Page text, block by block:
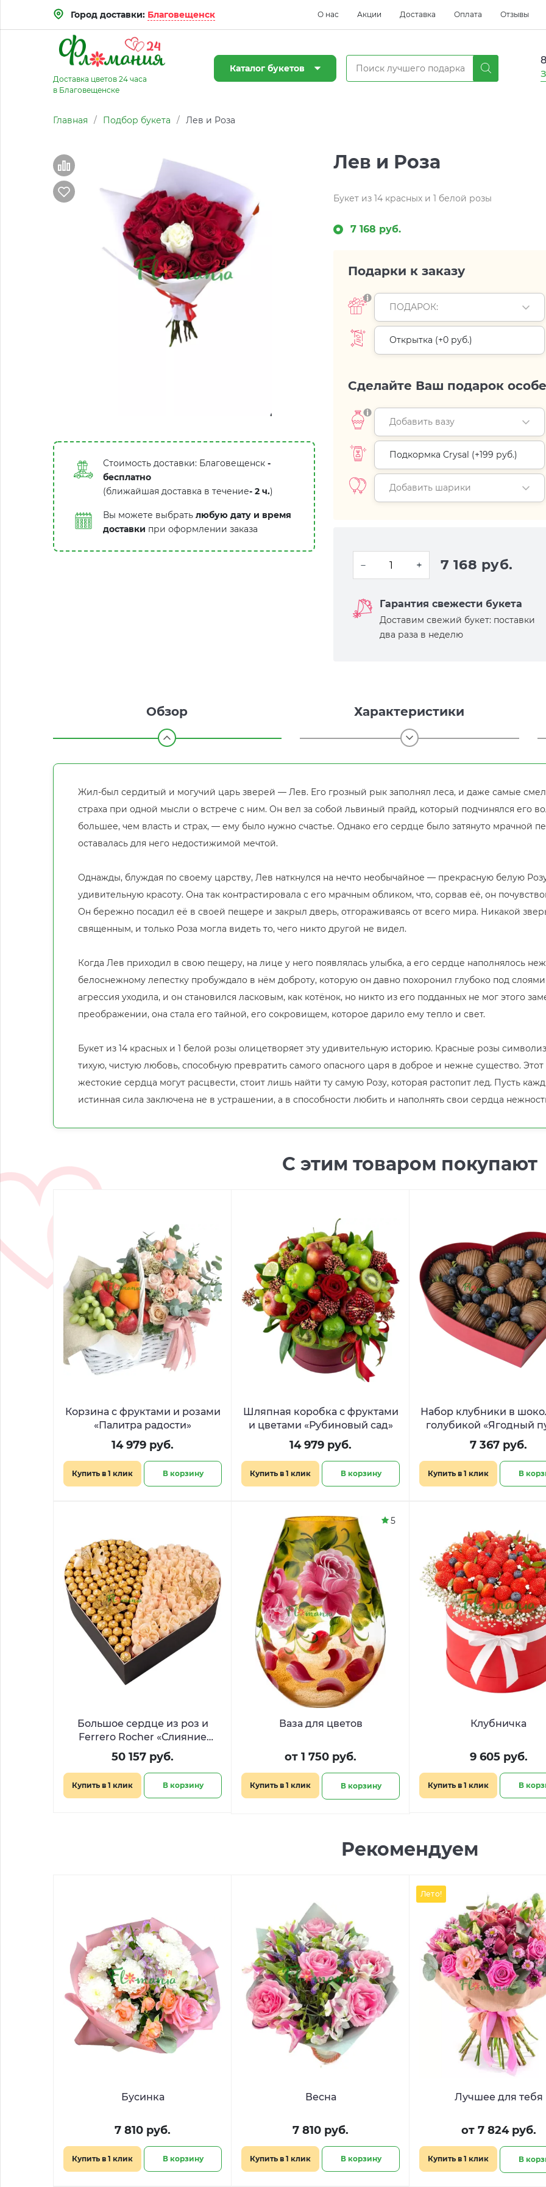
Город доставки: Благовещенск О нас Акции Доставка Оплата Отзывы
Доставка цветов 24 часа
в Благовещенске
Каталог букетов
Главная / Подбор букета / Лев и Роза
Стоимость доставки: Благовещенск -
бесплатно
(ближайшая доставка в течение- 2 ч.)
Вы можете выбрать любую дату и время
доставки при оформлении заказа
Лев и Роза
Букет из 14 красных и 1 белой розы
7 168 руб.
Подарки к заказу
ПОДАРОК:
Открытка (+0 руб.)
Сделайте Ваш подарок
Добавить вазу
Подкормка Crysal (+199 руб.)
Добавить шарики
7 168 руб.
Гарантия свежести букета
Доставим свежий букет: поставки
два раза в неделю
Обзор Характеристики
Жил-был сердитый и могучий царь зверей — Лев. Его грозный рык заполнял леса, и даже самые
страха при одной мысли о встрече с ним. Он вел за собой львиный прайд, который подчинялся его
большее, чем власть и страх, — ему было нужно счастье. Однако его сердце было затянуто мрачной
оставалась для него недостижимой мечтой.
Однажды, блуждая по своему царству, Лев наткнулся на нечто необычайное — прекрасную белую
удивительную красоту. Она так контрастировала с его мрачным обликом, что, сорвав её, он
Он бережно посадил её в своей пещере и закрыл дверь, отгораживаясь от всего мира. Никакой
священным, и только Роза могла видеть то, чего никто другой не видел.
Когда Лев приходил в свою пещеру, на лице у него появлялась улыбка, а его сердце наполнялось
белоснежному лепестку пробуждало в нём доброту, которую он давно похоронил глубоко под
агрессия уходила, и он становился ласковым, как котёнок, но никто из его подданных не мог этого
преображении, она стала его тайной, его сокровищем, которое дарило ему тепло и свет.
Букет из 14 красных и 1 белой розы олицетворяет эту удивительную историю. Красные розы
тихую, чистую любовь, способную превратить самого опасного царя в доброе и нежне существо.
жестокие сердца могут расцвести, стоит лишь найти ту самую Розу, которая растопит лед. Пусть
истинная сила заключена не в устрашении, а в способности любить и наполнять свои сердца
С этим товаром покупают
Корзина с фруктами и розами
«Палитра радости»
14 979 руб.
Купить в 1 клик В корзину
Шляпная коробка с фруктами
и цветами «Рубиновый сад»
14 979 руб.
Купить в 1 клик В корзину
Набор клубники в
голубикой «Ягодный
7 367 руб.
Купить в 1 клик В
Большое сердце из роз и
Ferrero Rocher «Слияние
сердец»
50 157 руб.
Купить в 1 клик В корзину
Ваза для цветов
от 1 750 руб.
Купить в 1 клик В корзину
5
Клубничка
9 605 руб.
Купить в 1 клик В
Рекомендуем
Бусинка
7 810 руб.
Купить в 1 клик В корзину
Весна
7 810 руб.
Купить в 1 клик В корзину
Лучшее для тебя
от 7 824 руб.
Купить в 1 клик В
Лето!